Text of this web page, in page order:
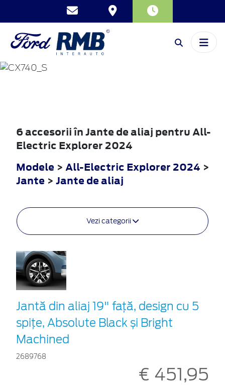
ALL-ELECTRIC
EXPLORER
6 accesorii în Jante de aliaj pentru All-
Electric Explorer 2024
Modele > All-Electric Explorer 2024 >
Jante > Jante de aliaj
Vezi categorii
Jantă din aliaj 19" față, design cu 5
spițe, Absolute Black și Bright
Machined
2689768
€ 451,95